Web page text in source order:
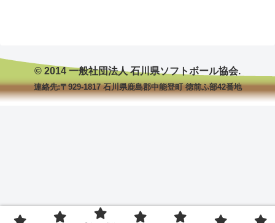
© 2014 一般社団法人 石川県ソフトボール協会.
連絡先:〒929-1817 石川県鹿島郡中能登町 徳前ふ部42番地